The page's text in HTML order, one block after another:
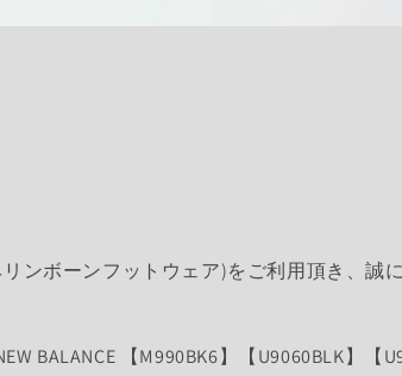
ンボーンフットウェア)をご利用頂き、誠
BALANCE 【M990BK6】【U9060BLK】【